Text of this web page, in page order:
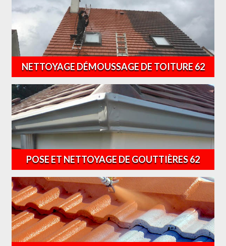
NETTOYAGE DÉMOUSSAGE DE TOITURE 62
POSE ET NETTOYAGE DE GOUTTIÈRES 62